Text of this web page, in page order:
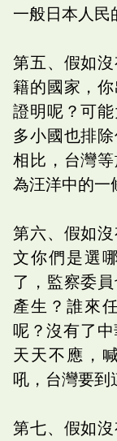
一般日本人民
第五、假如
籍的國家，
證明呢？可
多小國也排
相比，台灣
為汪洋中的一
第六、假如
文你們是選
了，監察委
產生？誰來
呢？沒有了
天天不應，
吼，台灣要到
第七、假如沒